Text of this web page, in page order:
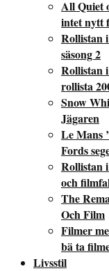
All Quiet
intet nytt
Rollistan
säsong 2
Rollistan
rollista
Snow
Jägaren
Le Mans
Fords
Rollistan
och
The
Och Film
Filmer
bä ta
Livsstil